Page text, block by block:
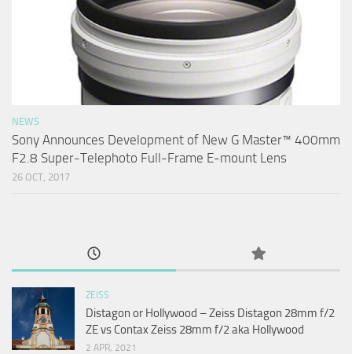
NEWS
Sony Announces Development of New G Master™ 400mm
F2.8 Super-Telephoto Full-Frame E-mount Lens
26 OCT, 2017
ZEISS
Distagon or Hollywood – Zeiss Distagon 28mm f/2
ZE vs Contax Zeiss 28mm f/2 aka Hollywood
2 APR, 2021